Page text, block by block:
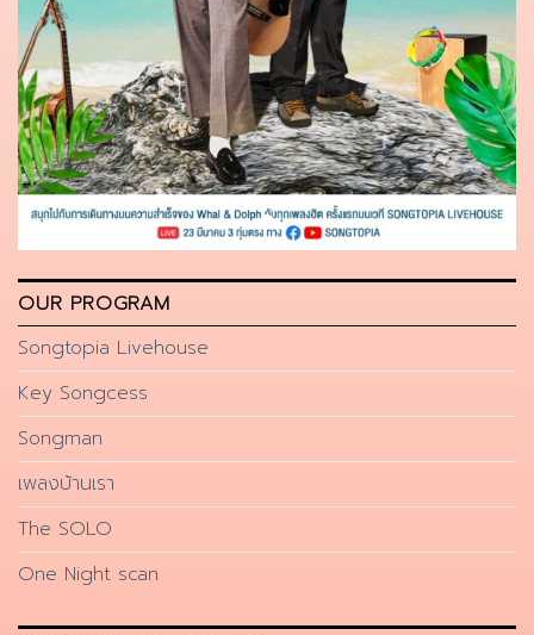
OUR PROGRAM
Songtopia Livehouse
Key Songcess
Songman
เพลงบ้านเรา
The SOLO
One Night scan